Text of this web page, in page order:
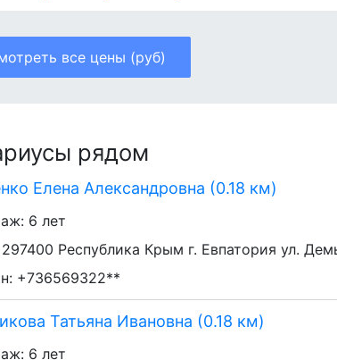
все цены (руб)
рядом
Елена Александровна (0.18 км)
6 лет
Республика Крым г. Евпатория ул.
+736569322**
Татьяна Ивановна (0.18 км)
6 лет